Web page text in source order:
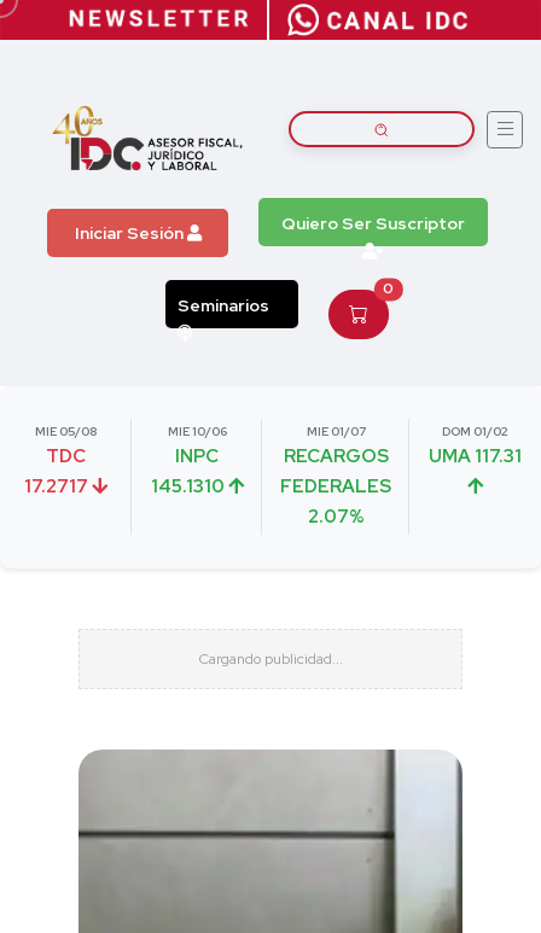
Iniciar Sesión Quiero Ser Suscriptor
Seminarios
0
MIE 05/08
TDC
17.2717
MIE 10/06
INPC
145.1310
MIE 01/07
RECARGOS
FEDERALES
2.07%
DOM 01/02
UMA 117.31